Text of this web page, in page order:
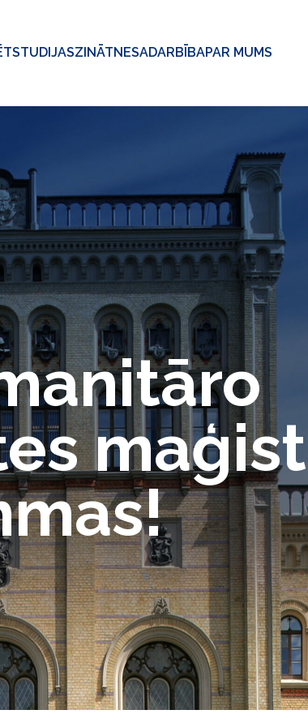
STUDIJASZINĀTNESADARBĪBAPAR MUMS